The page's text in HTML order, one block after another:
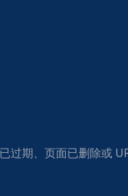
过期、页面已删除或